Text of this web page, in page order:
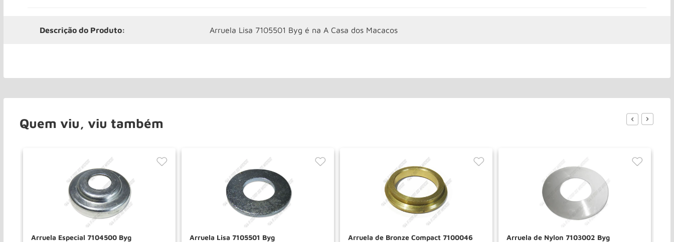
Descrição do Produto: Arruela Lisa 7105501 Byg é na A Casa dos Macacos
Quem viu, viu também
Arruela Especial 7104500 Byg Arruela Lisa 7105501 Byg
Arruela de Bronze Compact 7100046
Arruela de Nylon 7103002 Byg